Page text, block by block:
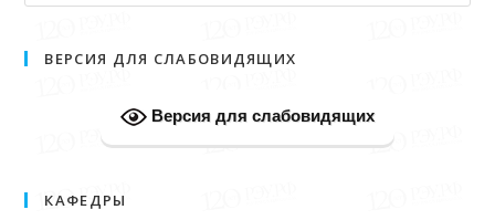
ВЕРСИЯ ДЛЯ СЛАБОВИДЯЩИХ
Версия для слабовидящих
КАФЕДРЫ